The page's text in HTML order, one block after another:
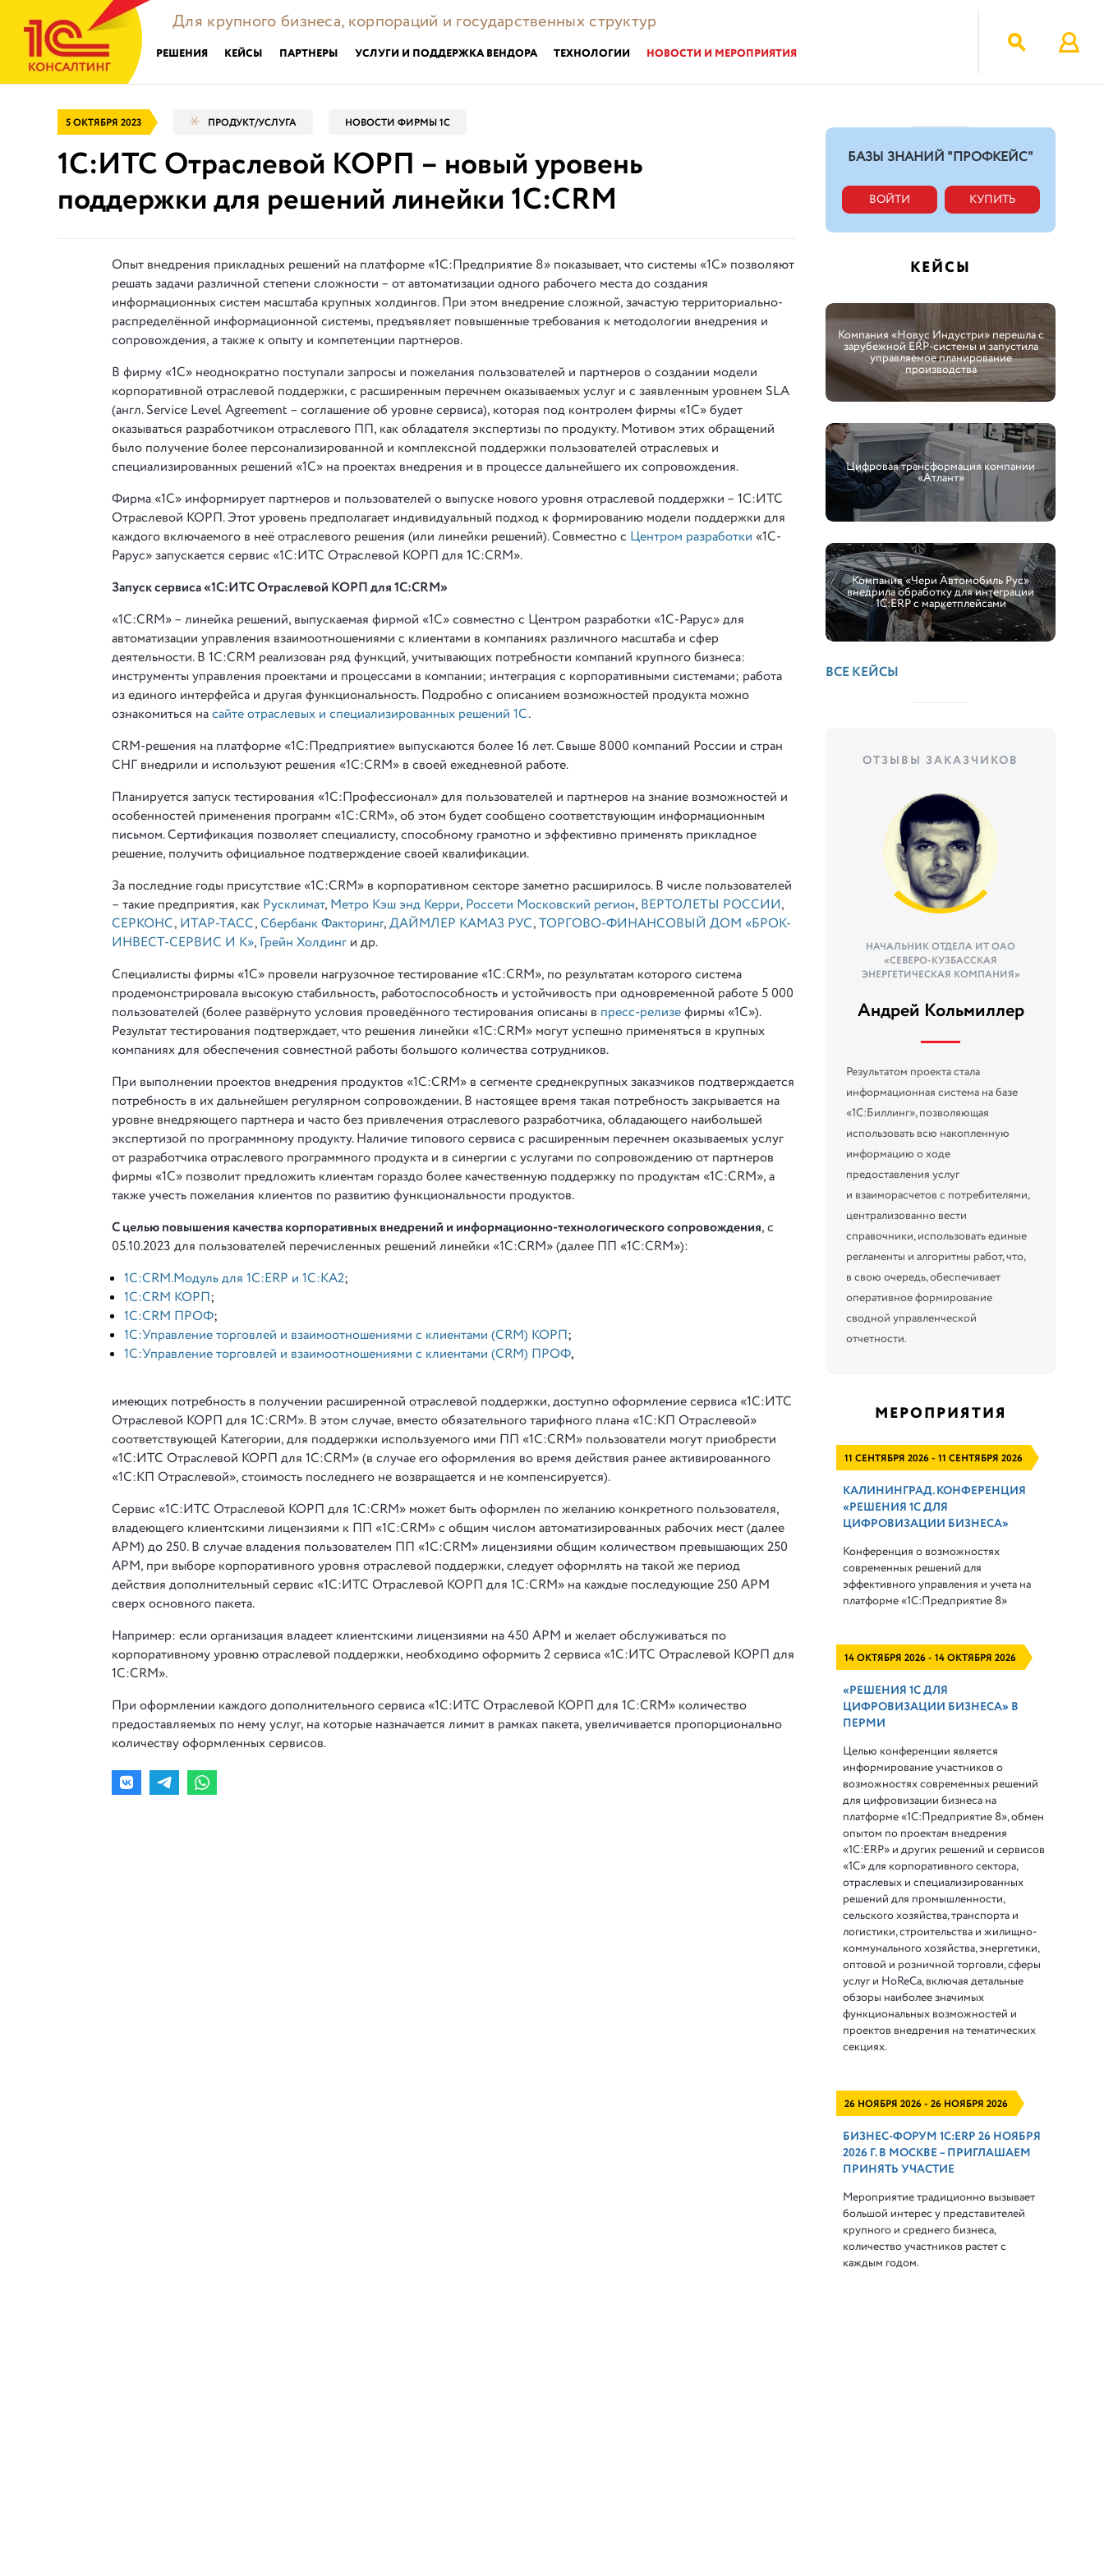
Для крупного бизнеса, корпораций и государственных структур
РЕШЕНИЯ КЕЙСЫ ПАРТНЕРЫ УСЛУГИ И ПОДДЕРЖКА ВЕНДОРА ТЕХНОЛОГИИ НОВОСТИ И МЕРОПРИЯТИЯ
5 ОКТЯБРЯ 2023 ПРОДУКТ/УСЛУГА НОВОСТИ ФИРМЫ 1С
1С:ИТС Отраслевой КОРП – новый уровень
поддержки для решений линейки 1С:CRM
Опыт внедрения прикладных решений на платформе «1С:Предприятие 8» показывает, что системы «1С» позволяют
решать задачи различной степени сложности – от автоматизации одного рабочего места до создания
информационных систем масштаба крупных холдингов. При этом внедрение сложной, зачастую территориально-
распределённой информационной системы, предъявляет повышенные требования к методологии внедрения и
сопровождения, а также к опыту и компетенции партнеров.
В фирму «1С» неоднократно поступали запросы и пожелания пользователей и партнеров о создании модели
корпоративной отраслевой поддержки, с расширенным перечнем оказываемых услуг и с заявленным уровнем SLA
(англ. Service Level Agreement – соглашение об уровне сервиса), которая под контролем фирмы «1С» будет
оказываться разработчиком отраслевого ПП, как обладателя экспертизы по продукту. Мотивом этих обращений
было получение более персонализированной и комплексной поддержки пользователей отраслевых и
специализированных решений «1С» на проектах внедрения и в процессе дальнейшего их сопровождения.
Фирма «1С» информирует партнеров и пользователей о выпуске нового уровня отраслевой поддержки – 1С:ИТС
Отраслевой КОРП. Этот уровень предполагает индивидуальный подход к формированию модели поддержки для
каждого включаемого в неё отраслевого решения (или линейки решений). Совместно с Центром разработки «1С-
Рарус» запускается сервис «1С:ИТС Отраслевой КОРП для 1С:CRM».
Запуск сервиса «1С:ИТС Отраслевой КОРП для 1С:CRM»
«1С:CRM» – линейка решений, выпускаемая фирмой «1С» совместно c Центром разработки «1С-Рарус» для
автоматизации управления взаимоотношениями с клиентами в компаниях различного масштаба и сфер
деятельности. В 1С:CRM реализован ряд функций, учитывающих потребности компаний крупного бизнеса:
инструменты управления проектами и процессами в компании; интеграция с корпоративными системами; работа
из единого интерфейса и другая функциональность. Подробно с описанием возможностей продукта можно
ознакомиться насайте отраслевых и специализированных решений 1С.
CRM-решения на платформе «1С:Предприятие» выпускаются более 16 лет. Свыше 8000 компаний России и стран
СНГ внедрили и используют решения «1С:CRM» в своей ежедневной работе.
Планируется запуск тестирования «1С:Профессионал» для пользователей и партнеров на знание возможностей и
особенностей применения программ «1С:CRM», об этом будет сообщено соответствующим информационным
письмом. Сертификация позволяет специалисту, способному грамотно и эффективно применять прикладное
решение, получить официальное подтверждение своей квалификации.
За последние годы присутствие «1С:CRM» в корпоративном секторе заметно расширилось. В числе пользователей
– такие предприятия, как Русклимат, Метро Кэш энд Керри, Россети Московский регион, ВЕРТОЛЕТЫ РОССИИ,
СЕРКОНС, ИТАР-ТАСС,Сбербанк Факторинг,ДАЙМЛЕР КАМАЗ РУС,ТОРГОВО-ФИНАНСОВЫЙ ДОМ «БРОК-
ИНВЕСТ-СЕРВИС И К», Грейн Холдинг и др.
Специалисты фирмы «1С» провели нагрузочное тестирование «1С:CRM», по результатам которого система
продемонстрировала высокую стабильность, работоспособность и устойчивость при одновременной работе 5 000
пользователей (более развёрнуто условия проведённого тестирования описаны в пресс-релизефирмы «1С»).
Результат тестирования подтверждает, что решения линейки «1С:CRM» могут успешно применяться в крупных
компаниях для обеспечения совместной работы большого количества сотрудников.
При выполнении проектов внедрения продуктов «1С:CRM» в сегменте среднекрупных заказчиков подтверждается
потребность в их дальнейшем регулярном сопровождении. В настоящее время такая потребность закрывается на
уровне внедряющего партнера и часто без привлечения отраслевого разработчика, обладающего наибольшей
экспертизой по программному продукту. Наличие типового сервиса с расширенным перечнем оказываемых услуг
от разработчика отраслевого программного продукта и в синергии с услугами по сопровождению от партнеров
фирмы «1С» позволит предложить клиентам гораздо более качественную поддержку по продуктам «1С:CRM», а
также учесть пожелания клиентов по развитию функциональности продуктов.
С целью повышения качества корпоративных внедрений и информационно-технологического сопровождения, с
05.10.2023 для пользователей перечисленных решений линейки «1С:CRM» (далее ПП «1С:CRM»):
1С:CRM.Модуль для 1С:ERP и 1С:КА2;
1С:CRM КОРП;
1C:CRM ПРОФ;
1С:Управление торговлей и взаимоотношениями с клиентами (CRM) КОРП;
1С:Управление торговлей и взаимоотношениями с клиентами (CRM) ПРОФ,
имеющих потребность в получении расширенной отраслевой поддержки, доступно оформление сервиса «1С:ИТС
Отраслевой КОРП для 1С:CRM». В этом случае, вместо обязательного тарифного плана «1С:КП Отраслевой»
соответствующей Категории, для поддержки используемого ими ПП «1С:CRM» пользователи могут приобрести
«1С:ИТС Отраслевой КОРП для 1С:CRM» (в случае его оформления во время действия ранее активированного
«1С:КП Отраслевой», стоимость последнего не возвращается и не компенсируется).
Сервис «1С:ИТС Отраслевой КОРП для 1С:CRM» может быть оформлен по желанию конкретного пользователя,
владеющего клиентскими лицензиями к ПП «1С:CRM» с общим числом автоматизированных рабочих мест (далее
АРМ) до 250. В случае владения пользователем ПП «1С:CRM» лицензиями общим количеством превышающих 250
АРМ, при выборе корпоративного уровня отраслевой поддержки, следует оформлять на такой же период
действия дополнительный сервис «1С:ИТС Отраслевой КОРП для 1С:CRM» на каждые последующие 250 АРМ
сверх основного пакета.
Например: если организация владеет клиентскими лицензиями на 450 АРМ и желает обслуживаться по
корпоративному уровню отраслевой поддержки, необходимо оформить 2 сервиса «1С:ИТС Отраслевой КОРП для
1С:CRM».
При оформлении каждого дополнительного сервиса «1С:ИТС Отраслевой КОРП для 1С:CRM» количество
предоставляемых по нему услуг, на которые назначается лимит в рамках пакета, увеличивается пропорционально
количеству оформленных сервисов.
БАЗЫ ЗНАНИЙ "ПРОФКЕЙС"
ВОЙТИ КУПИТЬ
КЕЙСЫ
Компания «Новус Индустри» перешла с
зарубежной ERP-системы и запустила
управляемое планирование
производства
Цифровая трансформация компании
«Атлант»
Компания «Чери Автомобиль Рус»
внедрила обработку для интеграции
1С:ERP с маркетплейсами
ВСЕ КЕЙСЫ
ОТЗЫВЫ ЗАКАЗЧИКОВ
НАЧАЛЬНИК ОТДЕЛА ИТ ОАО
«СЕВЕРО-КУЗБАССКАЯ
ЭНЕРГЕТИЧЕСКАЯ КОМПАНИЯ»
Андрей Кольмиллер
Результатом проекта стала
информационная система на базе
«1С:Биллинг», позволяющая
использовать всю накопленную
информацию о ходе
предоставления услуг
и взаиморасчетов с потребителями,
централизованно вести
справочники, использовать единые
регламенты и алгоритмы работ, что,
в свою очередь, обеспечивает
оперативное формирование
сводной управленческой
отчетности.
МЕРОПРИЯТИЯ
11 СЕНТЯБРЯ 2026 - 11 СЕНТЯБРЯ 2026
КАЛИНИНГРАД. КОНФЕРЕНЦИЯ
«РЕШЕНИЯ 1С ДЛЯ
ЦИФРОВИЗАЦИИ БИЗНЕСА»
Конференция о возможностях
современных решений для
эффективного управления и учета на
платформе«1С:Предприятие 8»
14 ОКТЯБРЯ 2026 - 14 ОКТЯБРЯ 2026
«РЕШЕНИЯ 1С ДЛЯ
ЦИФРОВИЗАЦИИ БИЗНЕСА» В
ПЕРМИ
Целью конференции является
информирование участников о
возможностях современных решений
для цифровизации бизнеса на
платформе «1С:Предприятие 8», обмен
опытом по проектам внедрения
«1С:ERP» и других решений и сервисов
«1С» для корпоративного сектора,
отраслевых и специализированных
решений для промышленности,
сельского хозяйства, транспорта и
логистики, строительства и жилищно-
коммунального хозяйства, энергетики,
оптовой и розничной торговли, сферы
услуг и HoReCa, включая детальные
обзоры наиболее значимых
функциональных возможностей и
проектов внедрения на тематических
секциях.
26 НОЯБРЯ 2026 - 26 НОЯБРЯ 2026
БИЗНЕС-ФОРУМ 1С:ERP 26 НОЯБРЯ
2026 Г. В МОСКВЕ – ПРИГЛАШАЕМ
ПРИНЯТЬ УЧАСТИЕ
Мероприятие традиционно вызывает
большой интерес у представителей
крупного и среднего бизнеса,
количество участников растет с
каждым годом.